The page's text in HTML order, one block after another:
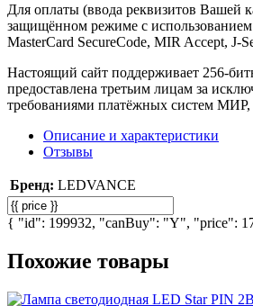
Для оплаты (ввода реквизитов
защищённом режиме с
MasterCard SecureCode, MIR Accept, J-
Настоящий сайт поддерживает 256-
предоставлена третьим лицам за
требованиями платёжных систем МИР,
Описание и характеристики
Отзывы
Бренд: LEDVANCE
{ "id": 199932, "canBuy": "Y", "price":
Похожие товары